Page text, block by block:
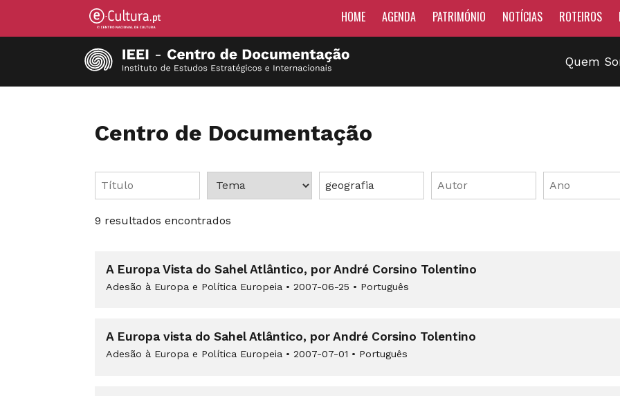
HOME AGENDA PATRIMÓNIO NOTÍCIAS ROTEIROS
Quem
Centro de Documentação
9 resultados encontrados
A Europa Vista do Sahel Atlântico, por André Corsino Tolentino
Adesão à Europa e Política Europeia • 2007-06-25 • Português
A Europa vista do Sahel Atlântico, por André Corsino Tolentino
Adesão à Europa e Política Europeia • 2007-07-01 • Português